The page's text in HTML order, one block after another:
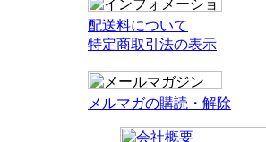
配送料について
特定商取引法の表示
メルマガの購読・解除